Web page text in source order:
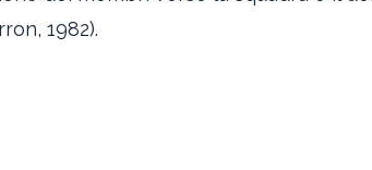
1982).